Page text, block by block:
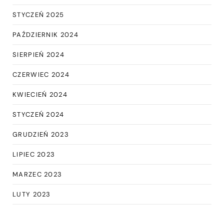
STYCZEŃ 2025
PAŹDZIERNIK 2024
SIERPIEŃ 2024
CZERWIEC 2024
KWIECIEŃ 2024
STYCZEŃ 2024
GRUDZIEŃ 2023
LIPIEC 2023
MARZEC 2023
LUTY 2023